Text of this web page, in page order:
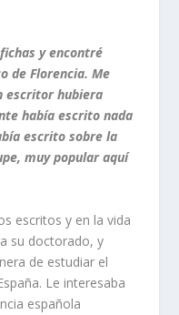
y encontré
de Florencia. Me
escritor hubiera
había escrito nada
escrito sobre la
muy popular aquí
escritos y en la vida
su doctorado, y
de estudiar el
Le interesaba
española